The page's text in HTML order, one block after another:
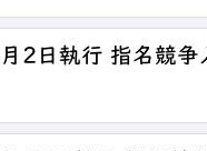
2日執行 指名競争